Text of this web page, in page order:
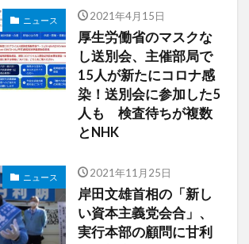
ニュース 2021年4月15日
厚生労働省のマスクな
し送別会、主催部局で
15人が新たにコロナ感
染！送別会に参加した5
人も 検査待ちが複数
とNHK
ニュース 2021年11月25日
岸田文雄首相の「新し
い資本主義党会合」、
実行本部の顧問に甘利